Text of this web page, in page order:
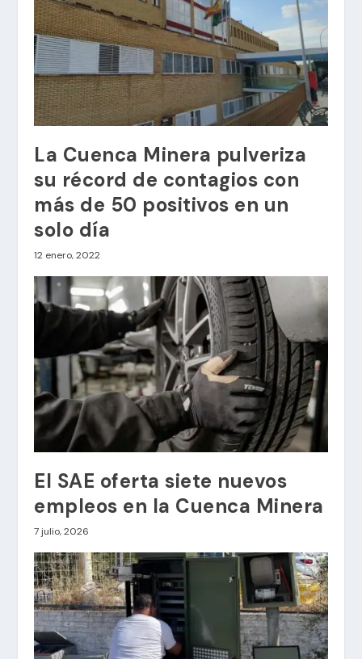
La Cuenca Minera pulveriza
su récord de contagios con
más de 50 positivos en un
solo día
12 enero, 2022
El SAE oferta siete nuevos
empleos en la Cuenca Minera
7 julio, 2026